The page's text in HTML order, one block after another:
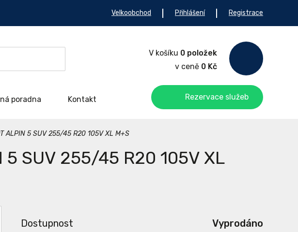
Velkoobchod Přihlášení Registrace
V košíku 0 položek
v ceně 0 Kč
poradna Kontakt Rezervace služeb
ALPIN 5 SUV 255/45 R20 105V XL M+S
5 SUV 255/45 R20 105V XL
Dostupnost Vyprodáno